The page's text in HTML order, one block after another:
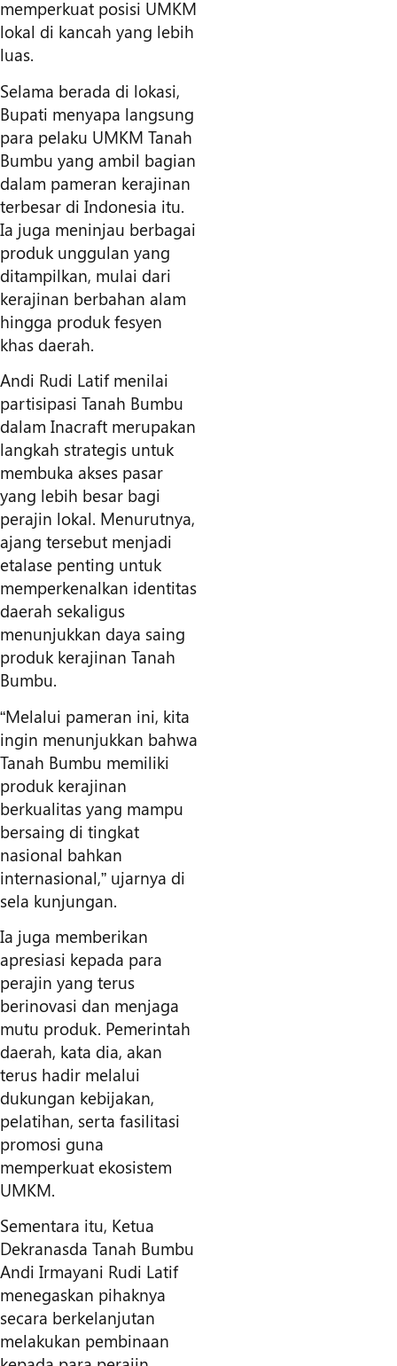
memperkuat posisi UMKM
lokal di kancah yang lebih
luas.
Selama berada di lokasi,
Bupati menyapa langsung
para pelaku UMKM Tanah
Bumbu yang ambil bagian
dalam pameran kerajinan
terbesar di Indonesia itu.
Ia juga meninjau berbagai
produk unggulan yang
ditampilkan, mulai dari
kerajinan berbahan alam
hingga produk fesyen
khas daerah.
Andi Rudi Latif menilai
partisipasi Tanah Bumbu
dalam Inacraft merupakan
langkah strategis untuk
membuka akses pasar
yang lebih besar bagi
perajin lokal. Menurutnya,
ajang tersebut menjadi
etalase penting untuk
memperkenalkan identitas
daerah sekaligus
menunjukkan daya saing
produk kerajinan Tanah
Bumbu.
“Melalui pameran ini, kita
ingin menunjukkan bahwa
Tanah Bumbu memiliki
produk kerajinan
berkualitas yang mampu
bersaing di tingkat
nasional bahkan
internasional,” ujarnya di
sela kunjungan.
Ia juga memberikan
apresiasi kepada para
perajin yang terus
berinovasi dan menjaga
mutu produk. Pemerintah
daerah, kata dia, akan
terus hadir melalui
dukungan kebijakan,
pelatihan, serta fasilitasi
promosi guna
memperkuat ekosistem
UMKM.
Sementara itu, Ketua
Dekranasda Tanah Bumbu
Andi Irmayani Rudi Latif
menegaskan pihaknya
secara berkelanjutan
melakukan pembinaan